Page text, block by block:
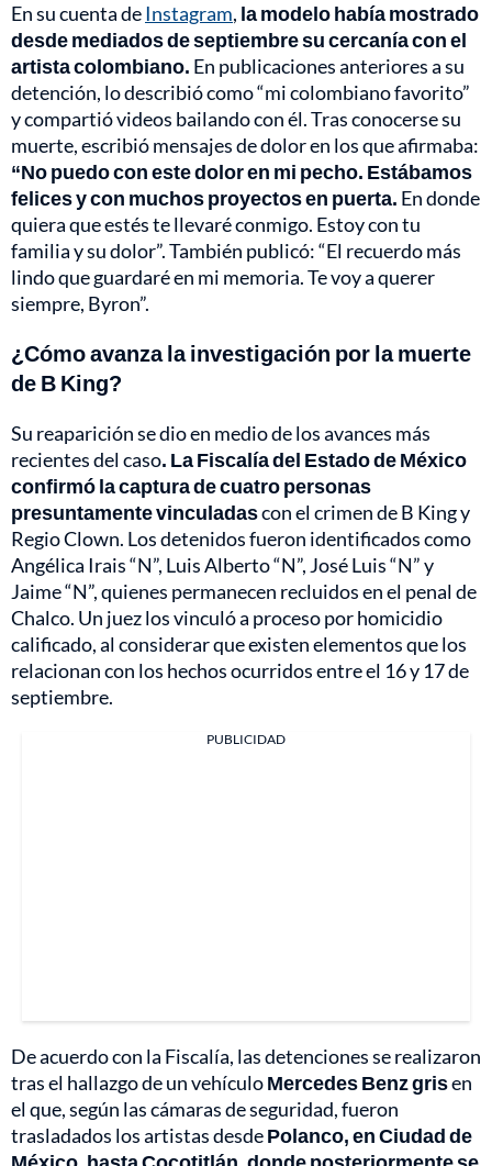
En su cuenta deInstagram, la modelo había mostrado
desde mediados de septiembre su cercanía con el
artista colombiano. En publicaciones anteriores a su
detención, lo describió como “mi colombiano favorito”
y compartió videos bailando con él. Tras conocerse su
muerte, escribió mensajes de dolor en los que afirmaba:
“No puedo con este dolor en mi pecho. Estábamos
felices y con muchos proyectos en puerta. En donde
quiera que estés te llevaré conmigo. Estoy con tu
familia y su dolor”. También publicó: “El recuerdo más
lindo que guardaré en mi memoria. Te voy a querer
siempre, Byron”.
¿Cómo avanza la investigación por la muerte
de B King?
Su reaparición se dio en medio de los avances más
recientes del caso. La Fiscalía del Estado de México
confirmó la captura de cuatro personas
presuntamente vinculadascon el crimen de B King y
Regio Clown. Los detenidos fueron identificados como
Angélica Irais “N”, Luis Alberto “N”, José Luis “N” y
Jaime “N”, quienes permanecen recluidos en el penal de
Chalco. Un juez los vinculó a proceso por homicidio
calificado, al considerar que existen elementos que los
relacionan con los hechos ocurridos entre el 16 y 17 de
septiembre.
PUBLICIDAD
De acuerdo con la Fiscalía, las detenciones se realizaron
tras el hallazgo de un vehículoMercedes Benz grisen
el que, según las cámaras de seguridad, fueron
trasladados los artistas desdePolanco, en Ciudad de